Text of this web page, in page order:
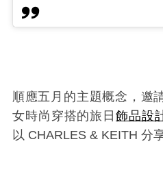
順應五月的主題概念，邀
女時尚穿搭的旅日飾品設
以 CHARLES & KEITH 分